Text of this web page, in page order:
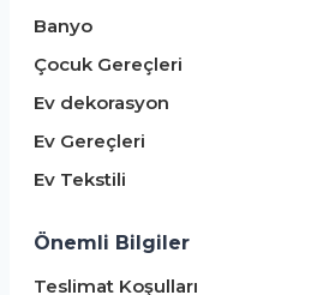
Banyo
Çocuk Gereçleri
Ev dekorasyon
Ev Gereçleri
Ev Tekstili
Önemli Bilgiler
Teslimat Koşulları